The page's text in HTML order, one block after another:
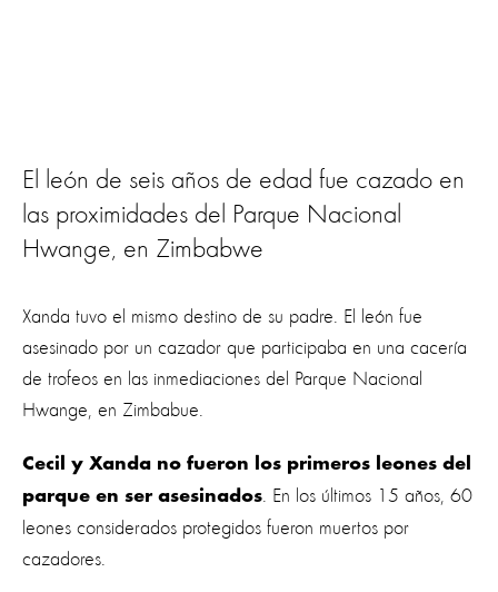
El león de seis años de edad fue cazado en
las proximidades del Parque Nacional
Hwange, en Zimbabwe
Xanda tuvo el mismo destino de su padre. El león fue
asesinado por un cazador que participaba en una cacería
de trofeos en las inmediaciones del Parque Nacional
Hwange, en Zimbabue.
Cecil y Xanda no fueron los primeros leones del
parque en ser asesinados . En los últimos 15 años, 60
leones considerados protegidos fueron muertos por
cazadores.